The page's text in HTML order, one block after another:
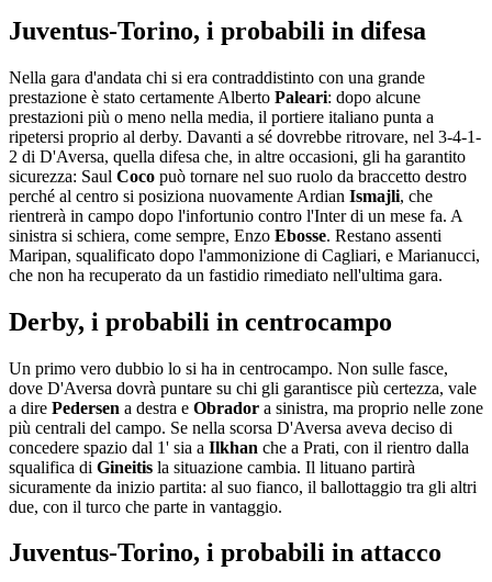
Juventus-Torino, i probabili in difesa
Nella gara d'andata chi si era contraddistinto con una grande
prestazione è stato certamente Alberto Paleari: dopo alcune
prestazioni più o meno nella media, il portiere italiano punta a
ripetersi proprio al derby. Davanti a sé dovrebbe ritrovare, nel 3-4-1-
2 di D'Aversa, quella difesa che, in altre occasioni, gli ha garantito
sicurezza: Saul Coco può tornare nel suo ruolo da braccetto destro
perché al centro si posiziona nuovamente Ardian Ismajli, che
rientrerà in campo dopo l'infortunio contro l'Inter di un mese fa. A
sinistra si schiera, come sempre, Enzo Ebosse. Restano assenti
Maripan, squalificato dopo l'ammonizione di Cagliari, e Marianucci,
che non ha recuperato da un fastidio rimediato nell'ultima gara.
Derby, i probabili in centrocampo
Un primo vero dubbio lo si ha in centrocampo. Non sulle fasce,
dove D'Aversa dovrà puntare su chi gli garantisce più certezza, vale
a dire Pedersen a destra e Obrador a sinistra, ma proprio nelle zone
più centrali del campo. Se nella scorsa D'Aversa aveva deciso di
concedere spazio dal 1' sia a Ilkhan che a Prati, con il rientro dalla
squalifica di Gineitis la situazione cambia. Il lituano partirà
sicuramente da inizio partita: al suo fianco, il ballottaggio tra gli altri
due, con il turco che parte in vantaggio.
Juventus-Torino, i probabili in attacco